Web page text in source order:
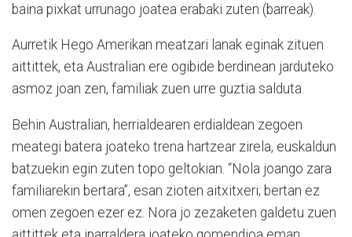
baina pixkat urrunago joatea erabaki zuten (barreak).
Aurretik Hego Amerikan meatzari lanak eginak zituen
aittittek, eta Australian ere ogibide berdinean jarduteko
asmoz joan zen, familiak zuen urre guztia salduta.
Behin Australian, herrialdearen erdialdean zegoen
meategi batera joateko trena hartzear zirela, euskaldun
batzuekin egin zuten topo geltokian. “Nola joango zara
familiarekin bertara”, esan zioten aitxitxeri; bertan ez
omen zegoen ezer ez. Nora jo zezaketen galdetu zuen